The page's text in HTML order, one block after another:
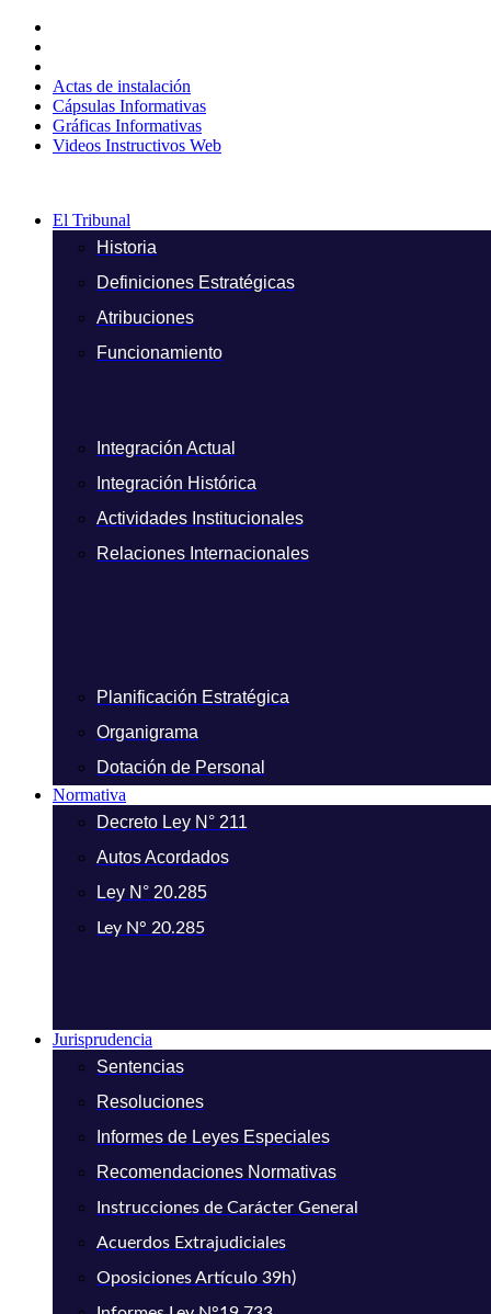
contenido
Actas de instalación
Cápsulas Informativas
Gráficas Informativas
Videos Instructivos Web
El Tribunal
Historia
Definiciones Estratégicas
Atribuciones
Funcionamiento
Integración Actual
Integración Histórica
Actividades Institucionales
Relaciones Internacionales
Planificación Estratégica
Organigrama
Dotación de Personal
Normativa
Decreto Ley N° 211
Autos Acordados
Ley N° 20.285
Ley N° 20.285
Jurisprudencia
Sentencias
Resoluciones
Informes de Leyes Especiales
Recomendaciones Normativas
Instrucciones de Carácter General
Acuerdos Extrajudiciales
Oposiciones Artículo 39h)